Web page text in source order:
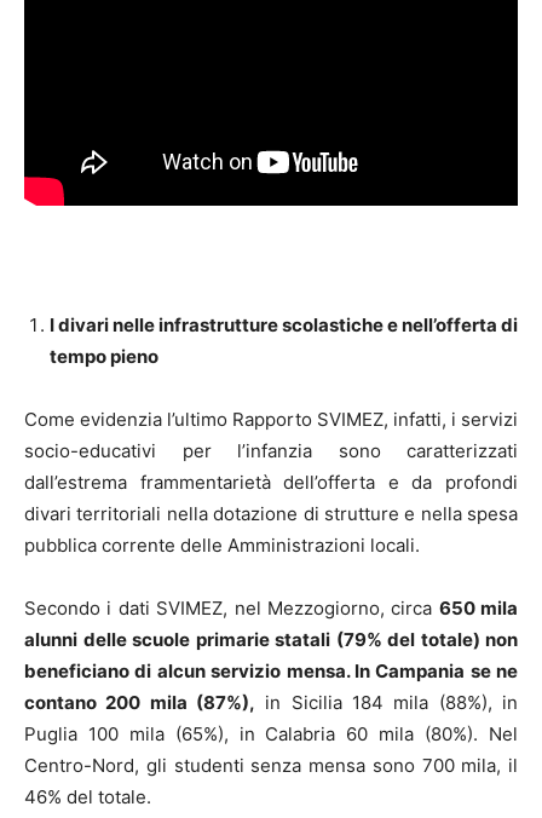
I divari nelle infrastrutture scolastiche e nell’offerta di
tempo pieno
Come evidenzia l’ultimo Rapporto SVIMEZ, infatti, i servizi
socio-educativi per l’infanzia sono caratterizzati
dall’estrema frammentarietà dell’offerta e da profondi
divari territoriali nella dotazione di strutture e nella spesa
pubblica corrente delle Amministrazioni locali.
Secondo i dati SVIMEZ, nel Mezzogiorno, circa 650 mila
alunni delle scuole primarie statali (79% del totale) non
beneficiano di alcun servizio mensa. In Campania se ne
contano 200 mila (87%), in Sicilia 184 mila (88%), in
Puglia 100 mila (65%), in Calabria 60 mila (80%). Nel
Centro-Nord, gli studenti senza mensa sono 700 mila, il
46% del totale.